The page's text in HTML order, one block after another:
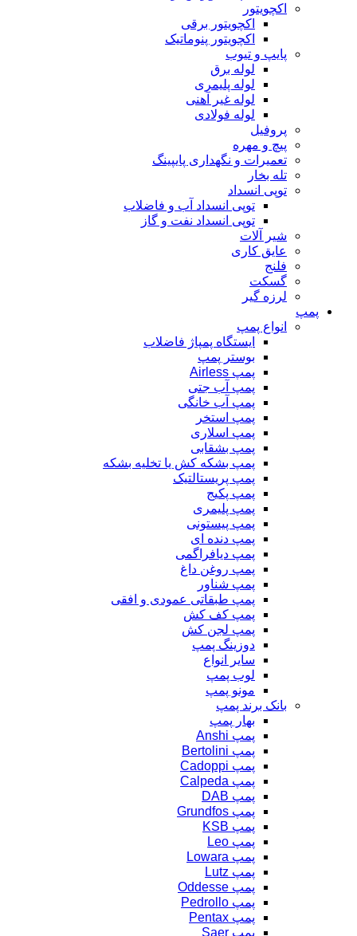
اکچویتور
اکچویتور برقی
اکچویتور پنوماتیک
پایپ و تیوب
لوله برق
لوله پلیمری
لوله غیر آهنی
لوله فولادی
پروفیل
پیچ و مهره
تعمیرات و نگهداری پایپینگ
تله بخار
توپی انسداد
توپی انسداد آب و فاضلاب
توپی انسداد نفت و گاز
شیر آلات
عایق کاری
فلنج
گسکت
لرزه گیر
پمپ
انواع پمپ
ایستگاه پمپاژ فاضلاب
بوستر پمپ
پمپ Airless
پمپ آب جتی
پمپ آب خانگی
پمپ استخر
پمپ اسلاری
پمپ بشقابی
پمپ بشکه کش یا تخلیه بشکه
پمپ پریستالتیک
پمپ پکیج
پمپ پلیمری
پمپ پیستونی
پمپ دنده ای
پمپ دیافراگمی
پمپ روغن داغ
پمپ شناور
پمپ طبقاتی عمودی و افقی
پمپ کف کش
پمپ لجن کش
دوزینگ پمپ
سایر انواع
لوب پمپ
مونو پمپ
بانک برند پمپ
بهار پمپ
پمپ Anshi
پمپ Bertolini
پمپ Cadoppi
پمپ Calpeda
پمپ DAB
پمپ Grundfos
پمپ KSB
پمپ Leo
پمپ Lowara
پمپ Lutz
پمپ Oddesse
پمپ Pedrollo
پمپ Pentax
پمپ Saer